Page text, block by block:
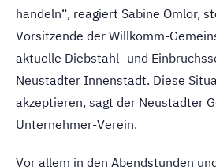
handeln“, reagiert Sabine Omlor,
Vorsitzende der Willkomm-
aktuelle Diebstahl- und
Neustadter Innenstadt. Diese
akzeptieren, sagt der Neustadter
Unternehmer-Verein.
Vor allem in den Abendstunden